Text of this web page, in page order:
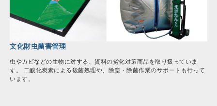
文化財虫菌害管理
虫やカビなどの生物に対する、資料の劣化対策商品を取り扱っていま
す。 二酸化炭素による殺菌処理や、除塵・除菌作業のサポートも行って
います。